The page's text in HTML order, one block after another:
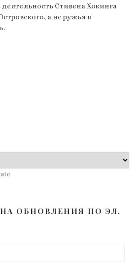
Стивена Хокинга
а не ружья и
ОБНОВЛЕНИЯ ПО ЭЛ.